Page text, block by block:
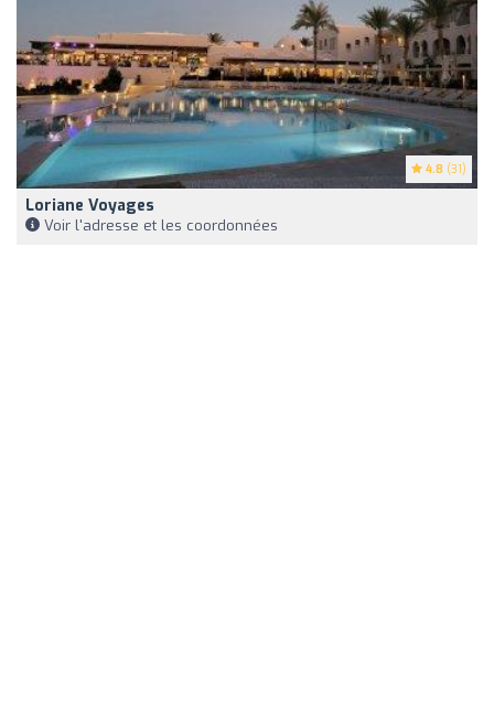
4.8 (31)
Loriane Voyages
Voir l'adresse et les coordonnées